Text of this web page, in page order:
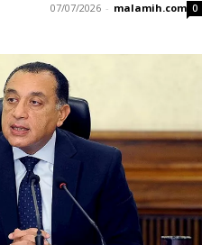
malamih.com
-
07/07/2026 0